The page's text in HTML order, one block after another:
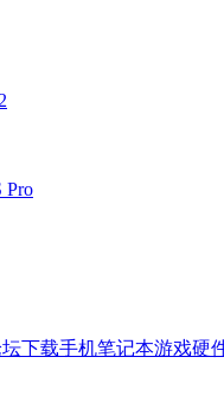
Pro
下载手机笔记本游戏硬